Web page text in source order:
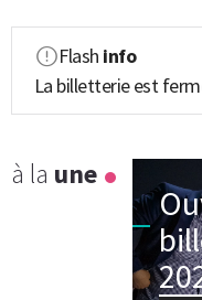
Flash info
La billetterie est
à la une